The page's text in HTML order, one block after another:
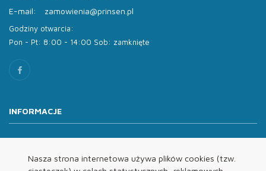
Nasza strona internetowa używa plików cookies (tzw.
E-mail:
zamowienia@prinsen.pl
Godziny otwarcia:
Pon - Pt: 8:00 - 14:00 Sob: zamknięte
INFORMACJE
Oferta